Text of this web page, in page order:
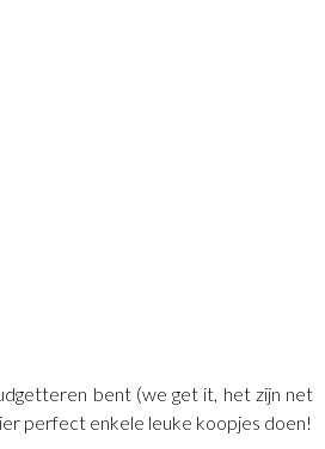
bent (we get it, het zijn net
perfect enkele leuke koopjes doen!